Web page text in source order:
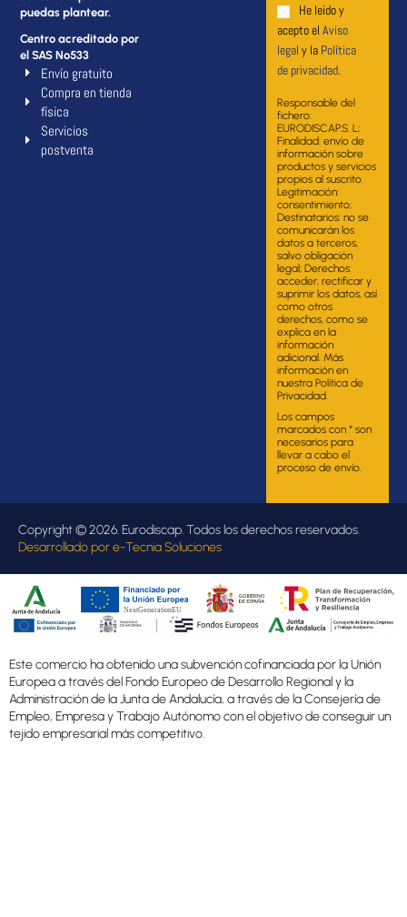
puedas plantear.
Centro acreditado por
el SAS Nº533
Envío gratuito
Compra en tienda
física
Servicios
postventa
He leido y
acepto el Aviso
legal y la Política
de privacidad.
Responsable del
fichero:
EURODISCAP.S. L;
Finalidad: envío de
información sobre
productos y servicios
propios al suscrito.
Legitimación:
consentimiento;
Destinatarios: no se
comunicarán los
datos a terceros,
salvo obligación
legal; Derechos:
acceder, rectificar y
suprimir los datos, así
como otros
derechos, como se
explica en la
información
adicional. Más
información en
nuestra Política de
Privacidad.
Los campos
marcados con * son
necesarios para
llevar a cabo el
proceso de envío.
Copyright © 2026. Eurodiscap. Todos los derechos reservados.
Desarrollado pore-Tecnia Soluciones
Este comercio ha obtenido una subvención cofinanciada por la Unión
Europea a través del Fondo Europeo de Desarrollo Regional y la
Administración de la Junta de Andalucía, a través de la Consejería de
Empleo, Empresa y Trabajo Autónomo con el objetivo de conseguir un
tejido empresarial más competitivo.